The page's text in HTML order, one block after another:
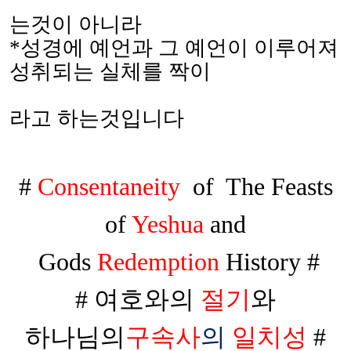
는것이 아니라
*성경에 예언과 그 예언이 이루어져
성취되는 실체를 짝이
라고 하는것입니다
# Consentaneity of The Feasts
ofYeshua and
Gods Redemption History #
# 여호와의 절기 와
하나님의구속사의 일치성 #